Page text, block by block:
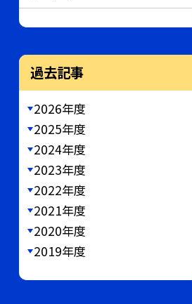
過去記事
2026年度
2025年度
2024年度
2023年度
2022年度
2021年度
2020年度
2019年度